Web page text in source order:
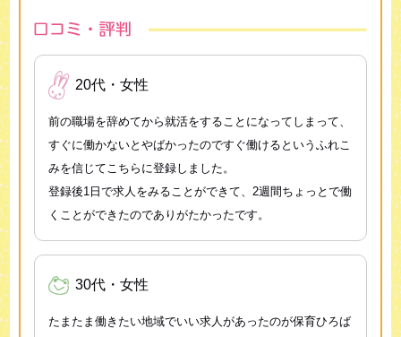
20代・女性
前の職場を辞めてから就活をすることになってしまって、
すぐに働かないとやばかったのですぐ働けるというふれこ
みを信じてこちらに登録しました。
登録後1日で求人をみることができて、2週間ちょっとで働
くことができたのでありがたかったです。
30代・女性
たまたま働きたい地域でいい求人があったのが保育ひろば